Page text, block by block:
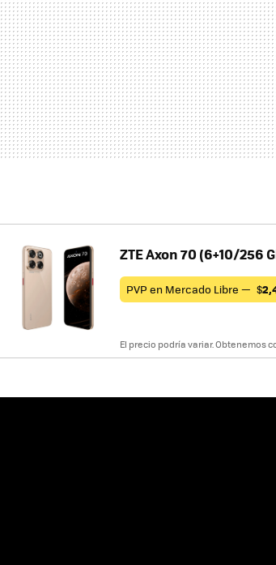
ZTE Axon 70 (6+10/256
PVP en Mercado Libre — $
El precio podría variar. Obtenemos